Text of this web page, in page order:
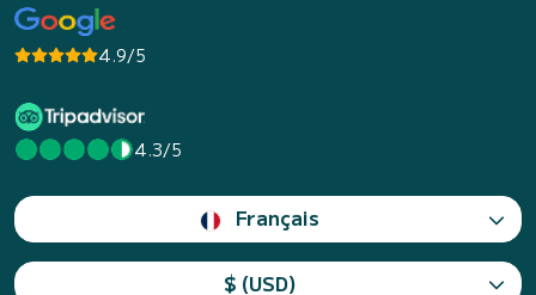
4.9/5
4.3/5
Français
$ (USD)